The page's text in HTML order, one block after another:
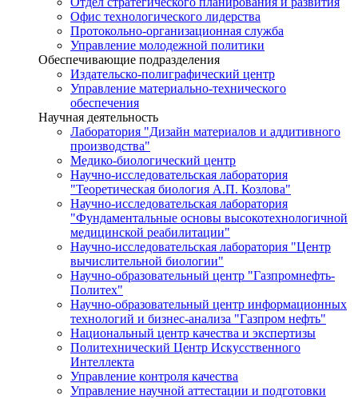
Офис технологического лидерства
Протокольно-организационная служба
Управление молодежной политики
Обеспечивающие подразделения
Издательско-полиграфический центр
Управление материально-технического
обеспечения
Научная деятельность
Лаборатория "Дизайн материалов и аддитивного
производства"
Медико-биологический центр
Научно-исследовательская лаборатория
"Теоретическая биология А.П. Козлова"
Научно-исследовательская лаборатория
"Фундаментальные основы высокотехнологичной
медицинской реабилитации"
Научно-исследовательская лаборатория "Центр
вычислительной биологии"
Научно-образовательный центр "Газпромнефть-
Политех"
Научно-образовательный центр информационных
технологий и бизнес-анализа "Газпром нефть"
Национальный центр качества и экспертизы
Политехнический Центр Искусственного
Интеллекта
Управление контроля качества
Управление научной аттестации и подготовки